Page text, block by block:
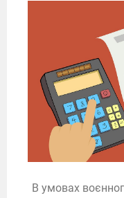
В умовах